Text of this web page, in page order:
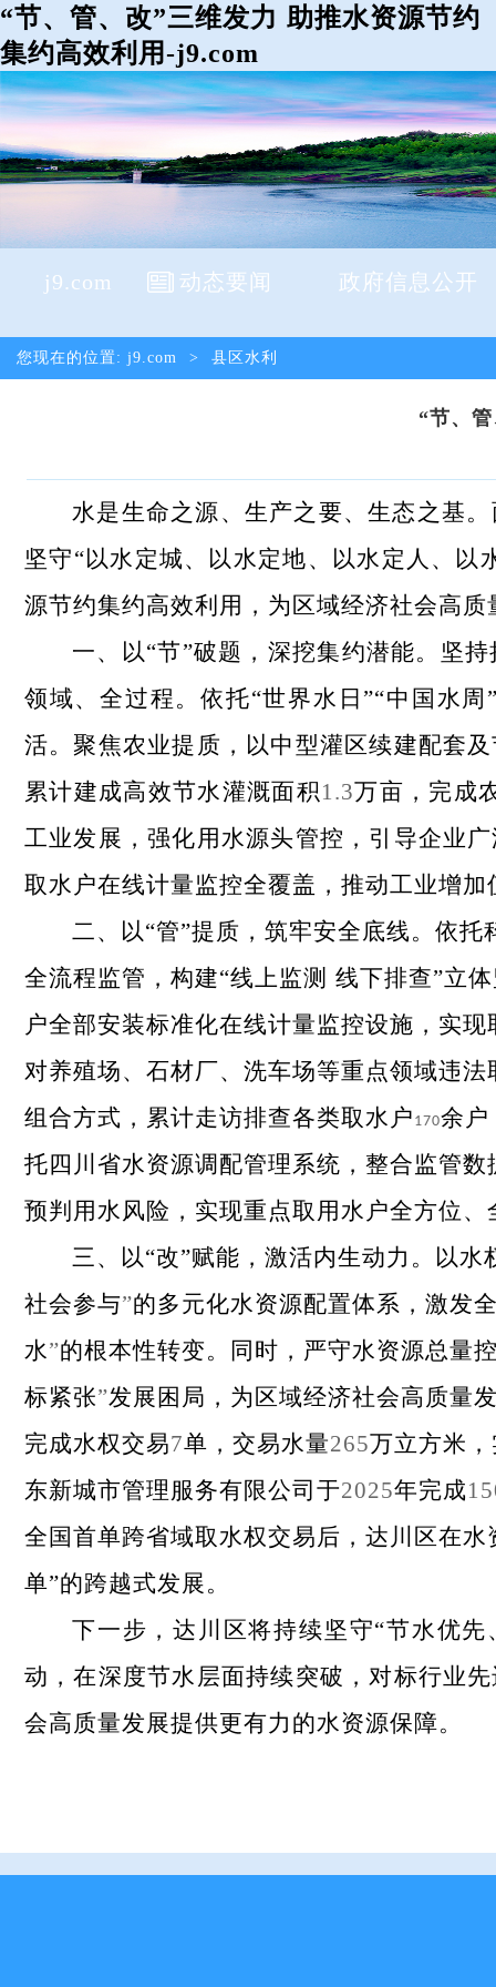
“节、管、改”三维发力 助推水资源节约
集约高效利用-j9.com
j9.com 动态要闻 政府信息公开
您现在的位置: j9.com > 县区水利
“节、
水是生命之源、生产之要、生态之基
坚守“以水定城、以水定地、以水定人、
源节约集约高效利用，为区域经济社会高
一、以“节”破题，深挖集约潜能。 坚
领域、全过程。依托“世界水日”“中国水
活。聚焦农业提质，以中型灌区续建配套
累计建成高效节水灌溉面积1.3万亩，完成
工业发展，强化用水源头管控，引导企业
取水户在线计量监控全覆盖，推动工业增
二、以“管”提质，筑牢安全底线。 依托
全流程监管，构建“线上监测 线下排查”立
户全部安装标准化在线计量监控设施，实
对养殖场、石材厂、洗车场等重点领域违
组合方式，累计走访排查各类取水户 170余户
托四川省水资源调配管理系统，整合监管
预判用水风险， 实现重点取用水户全方位
三、以“改”赋能，激活内生动力。
以水
社会参与”的多元化水资源配置体系，激发
水”的根本性转变。同时，严守水资源总量
标紧张”发展困局，为区域经济社会高质量
完成水权交易7单，交易水量265万立方米
东新城市管理服务有限公司 于2025年完成
全国首单跨省域取水权交易后，达川区在水
单”的跨越式发展。
下一步，达川区将持续坚守“节水优先
动，在深度节水层面持续突破，对标行业
会高质量发展提供更有力的水资源保障。